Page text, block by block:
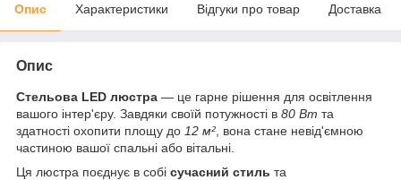
Опис Характеристики Відгуки про товар Доставка
Опис
Стельова LED люстра — це гарне рішення для освітлення
вашого інтер'єру. Завдяки своїй потужності в 80 Вт та
здатності охопити площу до 12 м² , вона стане невід'ємною
частиною вашої спальні або вітальні.
Ця люстра поєднує в собі сучасний стиль та